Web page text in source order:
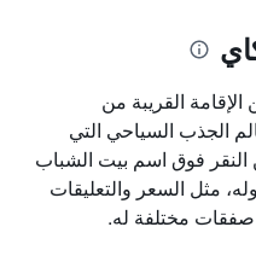
القريبة من
الجذب السياحي التي
فوق اسم بيت الشباب
مثل السعر والتعليقات
صفقات مختلفة له.